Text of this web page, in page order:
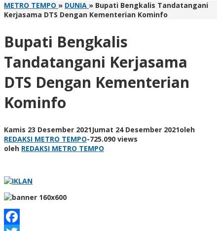
METRO TEMPO » DUNIA » Bupati Bengkalis Tandatangani
Kerjasama DTS Dengan Kementerian Kominfo
Bupati Bengkalis
Tandatangani Kerjasama
DTS Dengan Kementerian
Kominfo
Kamis 23 Desember 2021Jumat 24 Desember 2021oleh
REDAKSI METRO TEMPO-725.090 views
oleh REDAKSI METRO TEMPO